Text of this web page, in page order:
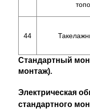
44
Стандартный
монтаж).
Электрическая
стандартного